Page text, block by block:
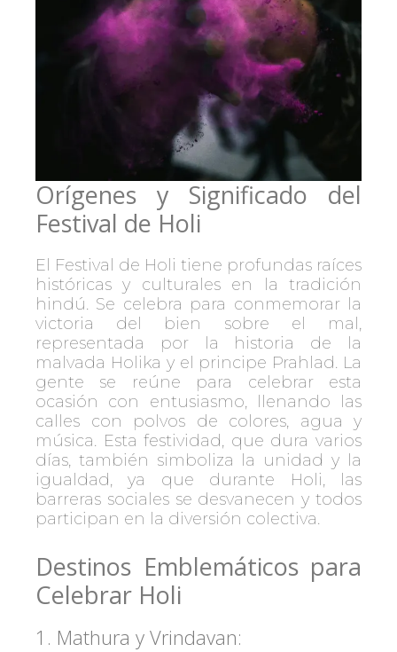
Orígenes y Significado del
Festival de Holi
El Festival de Holi tiene profundas raíces
históricas y culturales en la tradición
hindú. Se celebra para conmemorar la
victoria del bien sobre el mal,
representada por la historia de la
malvada Holika y el principe Prahlad. La
gente se reúne para celebrar esta
ocasión con entusiasmo, llenando las
calles con polvos de colores, agua y
música. Esta festividad, que dura varios
días, también simboliza la unidad y la
igualdad, ya que durante Holi, las
barreras sociales se desvanecen y todos
participan en la diversión colectiva.
Destinos Emblemáticos para
Celebrar Holi
1. Mathura y Vrindavan: